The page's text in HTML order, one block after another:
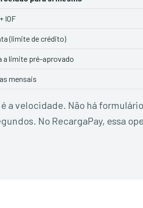
IOF
(limite de crédito)
a limite pré-aprovado
mensais
velocidade. Não há
No RecargaPay, essa